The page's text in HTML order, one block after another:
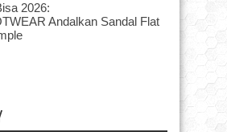
2026:
Andalkan Sandal Flat